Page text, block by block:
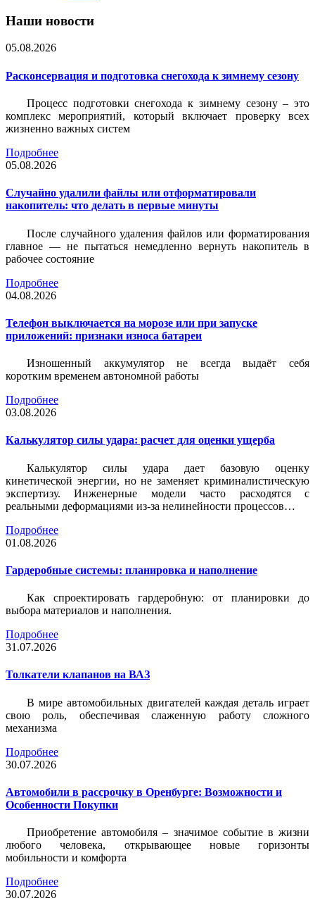
Наши новости
05.08.2026
Расконсервация и подготовка снегохода к зимнему сезону
Процесс подготовки снегохода к зимнему сезону – это
комплекс мероприятий, который включает проверку всех
жизненно важных систем
Подробнее
05.08.2026
Случайно удалили файлы или отформатировали
накопитель: что делать в первые минуты
После случайного удаления файлов или форматирования
главное — не пытаться немедленно вернуть накопитель в
рабочее состояние
Подробнее
04.08.2026
Телефон выключается на морозе или при запуске
приложений: признаки износа батареи
Изношенный аккумулятор не всегда выдаёт себя
коротким временем автономной работы
Подробнее
03.08.2026
Калькулятор силы удара: расчет для оценки ущерба
Калькулятор силы удара дает базовую оценку
кинетической энергии, но не заменяет криминалистическую
экспертизу. Инженерные модели часто расходятся с
реальными деформациями из-за нелинейности процессов…
Подробнее
01.08.2026
Гардеробные системы: планировка и наполнение
Как спроектировать гардеробную: от планировки до
выбора материалов и наполнения.
Подробнее
31.07.2026
Толкатели клапанов на ВАЗ
В мире автомобильных двигателей каждая деталь играет
свою роль, обеспечивая слаженную работу сложного
механизма
Подробнее
30.07.2026
Автомобили в рассрочку в Оренбурге: Возможности и
Особенности Покупки
Приобретение автомобиля – значимое событие в жизни
любого человека, открывающее новые горизонты
мобильности и комфорта
Подробнее
30.07.2026